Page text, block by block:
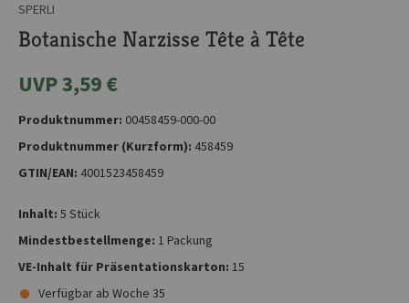
SPERLI
Botanische Narzisse Tête à Tête
UVP 3,59 €
Produktnummer: 00458459-000-00
Produktnummer (Kurzform): 458459
GTIN/EAN: 4001523458459
Inhalt: 5 Stück
Mindestbestellmenge: 1 Packung
VE-Inhalt für Präsentationskarton: 15
Verfügbar ab Woche 35